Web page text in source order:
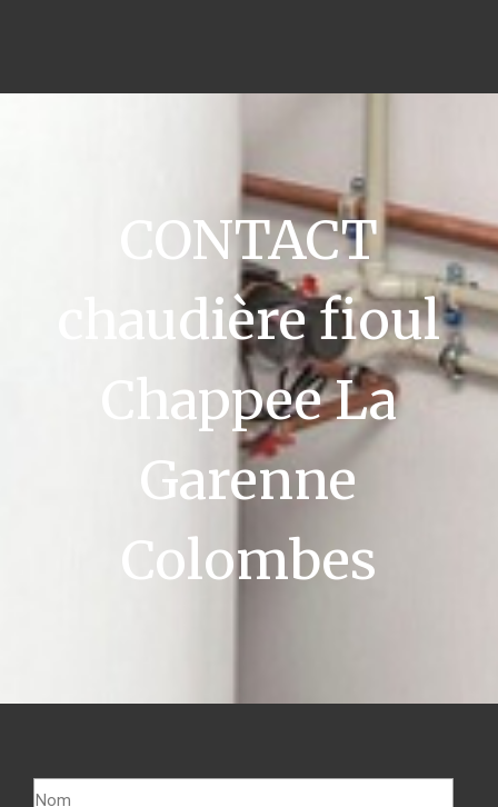
CONTACT
chaudière fioul
Chappee La
Garenne
Colombes